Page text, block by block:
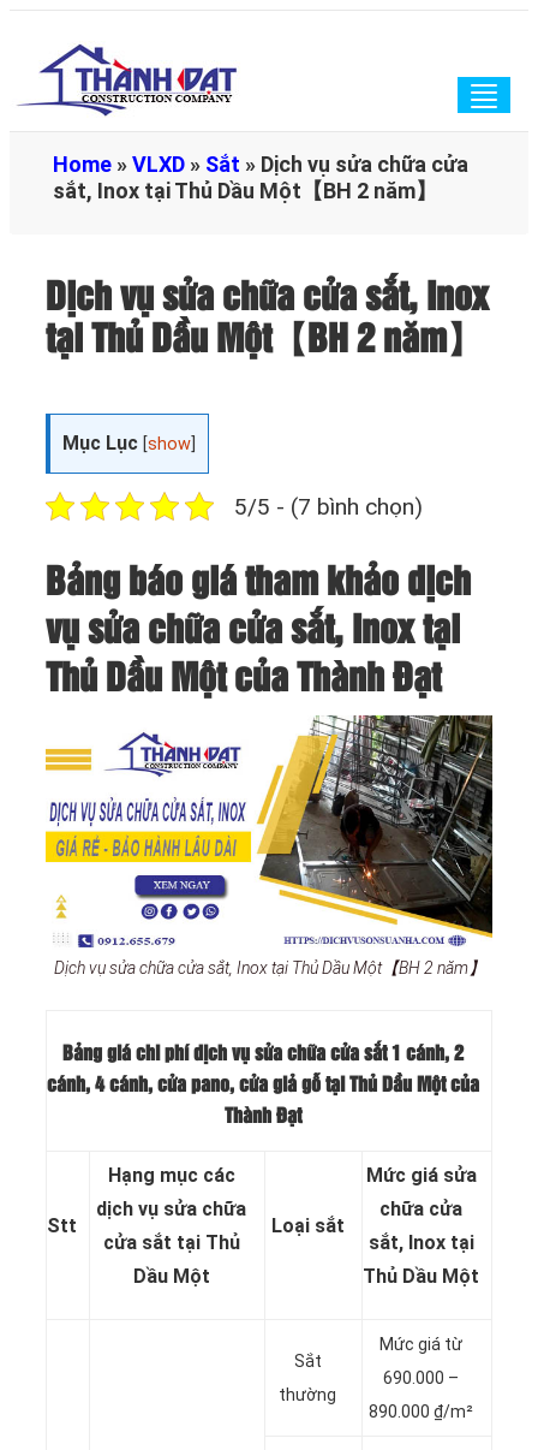
Home »VLXD » Sắt » Dịch vụ sửa chữa cửa
sắt, Inox tại Thủ Dầu Một【BH 2 năm】
Dịch vụ sửa chữa cửa sắt, Inox
tại Thủ Dầu Một【BH 2 năm】
Mục Lục [show
5/5 - (7 bình chọn)
Bảng báo giá tham khảo dịch
vụ sửa chữa cửa sắt, Inox tại
Thủ Dầu Một của Thành Đạt
Dịch vụ sửa chữa cửa sắt, Inox tại Thủ Dầu Một【BH 2 năm】
Bảng giá chi phí dịch vụ sửa chữa cửa sắt 1 cánh, 2
cánh, 4 cánh, cửa pano, cửa giả gỗ tại Thủ Dầu Một của
Thành Đạt
Stt
Hạng mục các
dịch vụ sửa chữa
cửa sắt tại Thủ
Dầu Một
Loại sắt
Mức giá sửa
chữa cửa
sắt, Inox tại
Thủ Dầu Một
Sắt
thường
Mức giá từ
690.000 –
890.000 ₫/m²